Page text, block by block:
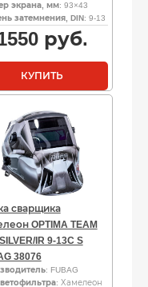
экрана, мм: 93×43
затемнения, DIN: 9-13
руб.
КУПИТЬ
сварщика
OPTIMA TEAM
IR 9-13C S
38076
: FUBAG
: Хамелеон